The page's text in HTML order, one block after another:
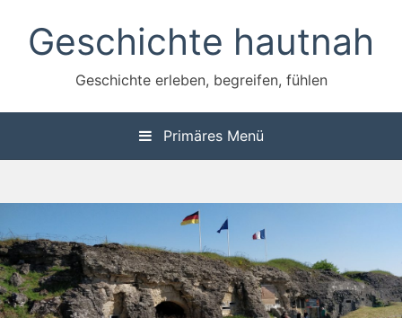
Inhalt
springenGeschichte hautnah
Geschichte erleben, begreifen, fühlen
Primäres Menü